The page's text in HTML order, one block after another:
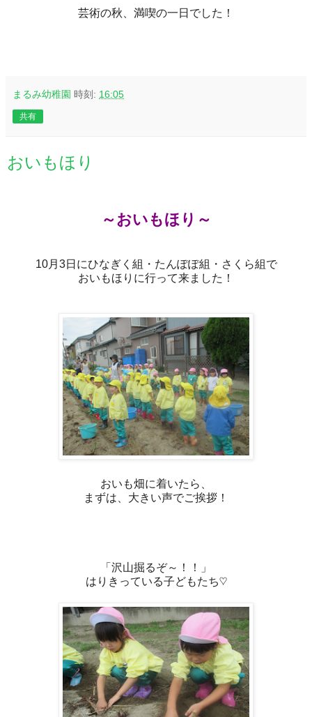
芸術の秋、満喫の一日でした！
まるみ幼稚園 時刻: 16:05
共有
おいもほり
～おいもほり～
10月3日にひなぎく組・たんぽぽ組・さくら組で
おいもほりに行って来ました！
おいも畑に着いたら、
まずは、大きい声でご挨拶！
「沢山掘るぞ～！！」
はりきっている子どもたち♡